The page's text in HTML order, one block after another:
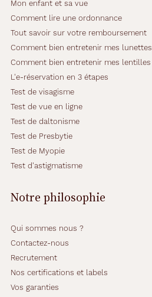
Mon enfant et sa vue
Comment lire une ordonnance
Tout savoir sur votre remboursement
Comment bien entretenir mes lunettes
Comment bien entretenir mes lentilles
L'e-réservation en 3 étapes
Test de visagisme
Test de vue en ligne
Test de daltonisme
Test de Presbytie
Test de Myopie
Test d'astigmatisme
Notre philosophie
Qui sommes nous ?
Contactez-nous
Recrutement
Nos certifications et labels
Vos garanties